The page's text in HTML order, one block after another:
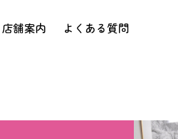
店舗案内 よくある質問